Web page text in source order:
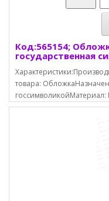
Код:565154;
государственная
товара:
госсимволикойМатериал: